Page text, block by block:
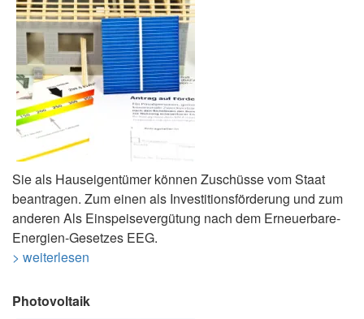
Sie als Hauseigentümer können Zuschüsse vom Staat
beantragen. Zum einen als Investitionsförderung und zum
anderen Als Einspeisevergütung nach dem Erneuerbare-
Energien-Gesetzes EEG.
> weiterlesen
Photovoltaik